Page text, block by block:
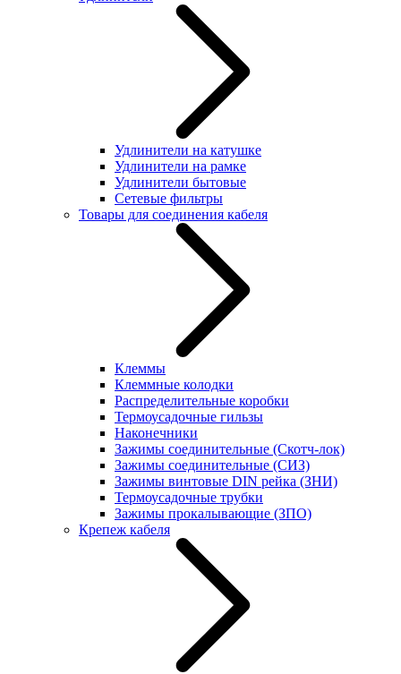
Удлинители на катушке
Удлинители на рамке
Удлинители бытовые
Сетевые фильтры
Товары для соединения кабеля
Клеммы
Клеммные колодки
Распределительные коробки
Термоусадочные гильзы
Наконечники
Зажимы соединительные (Скотч-лок)
Зажимы соединительные (СИЗ)
Зажимы винтовые DIN рейка (ЗНИ)
Термоусадочные трубки
Зажимы прокалывающие (ЗПО)
Крепеж кабеля